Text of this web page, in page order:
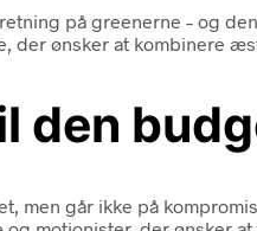
på greenerne – og
der ønsker at kombinere
den
men går ikke på